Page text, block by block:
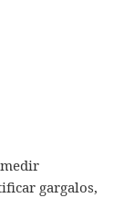
medir
gargalos,